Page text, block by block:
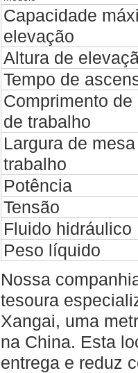
Capacidade
elevação
Altura de
Tempo de
Comprimento de
de trabalho
Largura de
trabalho
Potência
Tensão
Fluido hidráulico
Peso líquido
Nossa
tesoura
Xangai, uma
na China. Esta
entrega e reduz